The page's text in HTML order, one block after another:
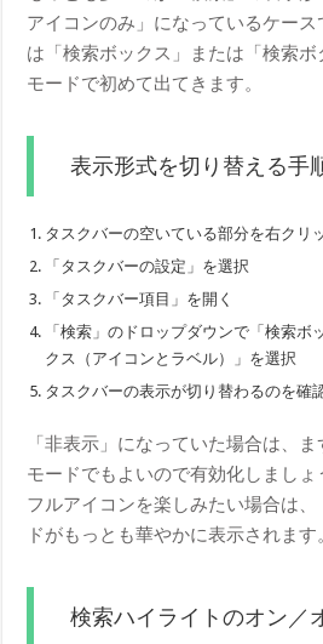
アイコンのみ」になっているケース
は「検索ボックス」または「検索
モードで初めて出てきます。
表示形式を切り替える手
タスクバーの空いている部分を右クリ
「タスクバーの設定」を選択
「タスクバー項目」を開く
「検索」のドロップダウンで「検索ボ
クス（アイコンとラベル）」を選択
タスクバーの表示が切り替わるのを確
「非表示」になっていた場合は、ま
モードでもよいので有効化しまし
フルアイコンを楽しみたい場合は
ドがもっとも華やかに表示されます
検索ハイライトのオン／